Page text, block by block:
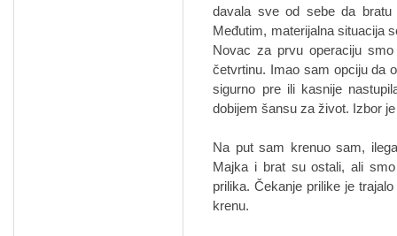
davala sve od sebe da
Međutim, materijalna situacija
Novac za prvu operaciju
četvrtinu. Imao sam opciju da
sigurno pre ili kasnije
dobijem šansu za život. Izbor
Na put sam krenuo sam,
Majka i brat su ostali, ali
prilika. Čekanje prilike je
krenu.